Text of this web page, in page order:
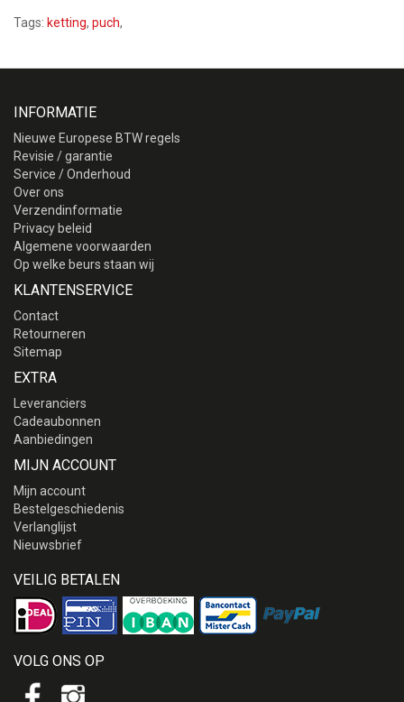
Tags: ketting, puch,
INFORMATIE
Nieuwe Europese BTW regels
Revisie / garantie
Service / Onderhoud
Over ons
Verzendinformatie
Privacy beleid
Algemene voorwaarden
Op welke beurs staan wij
KLANTENSERVICE
Contact
Retourneren
Sitemap
EXTRA
Leveranciers
Cadeaubonnen
Aanbiedingen
MIJN ACCOUNT
Mijn account
Bestelgeschiedenis
Verlanglijst
Nieuwsbrief
VEILIG BETALEN
VOLG ONS OP